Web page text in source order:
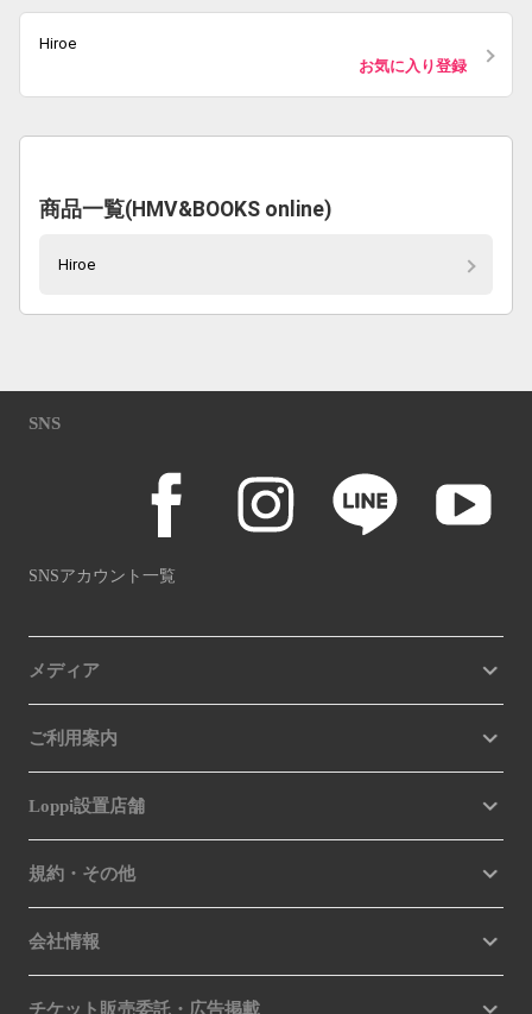
Hiroe
お気に入り登録
商品一覧(HMV&BOOKS online)
Hiroe
SNS
SNSアカウント一覧
メディア
ご利用案内
Loppi設置店舗
規約・その他
会社情報
チケット販売委託・広告掲載